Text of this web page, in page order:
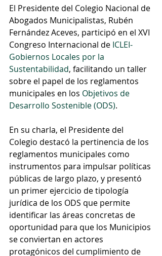
El Presidente del Colegio Nacional de
Abogados Municipalistas, Rubén
Fernández Aceves, participó en el XVI
Congreso Internacional de ICLEI-
Gobiernos Locales por la
Sustentabilidad, facilitando un taller
sobre el papel de los reglamentos
municipales en los Objetivos de
Desarrollo Sostenible (ODS).
En su charla, el Presidente del
Colegio destacó la pertinencia de los
reglamentos municipales como
instrumentos para impulsar políticas
públicas de largo plazo, y presentó
un primer ejercicio de tipología
jurídica de los ODS que permite
identificar las áreas concretas de
oportunidad para que los Municipios
se conviertan en actores
protagónicos del cumplimiento de